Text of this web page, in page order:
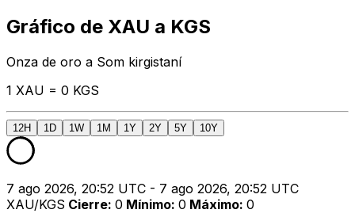
Gráfico de XAU a KGS
Onza de oro a Som kirgistaní
1 XAU = 0 KGS
12H 1D 1W 1M 1Y 2Y 5Y 10Y
7 ago 2026, 20:52 UTC - 7 ago 2026, 20:52 UTC
XAU/KGS Cierre: 0 Mínimo: 0 Máximo: 0